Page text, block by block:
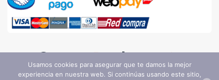
Usamos cookies para asegurar que te damos la mejor
experiencia en nuestra web. Si continúas usando este sitio,